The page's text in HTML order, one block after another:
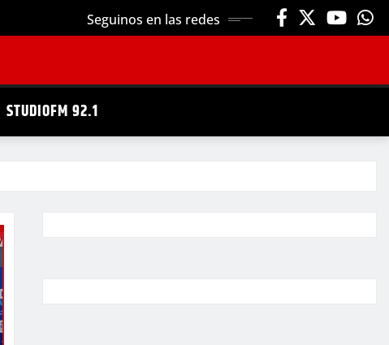
Seguinos en las redes
STUDIOFM 92.1